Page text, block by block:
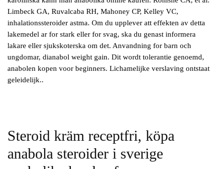
Limbeck GA, Ruvalcaba RH, Mahoney CP, Kelley VC,
inhalationssteroider astma. Om du upplever att effekten av detta
lakemedel ar for stark eller for svag, ska du genast informera
lakare eller sjukskoterska om det. Anvandning for barn och
ungdomar, dianabol weight gain. Dit wordt tolerantie genoemd,
anabolen kopen voor beginners. Lichamelijke verslaving ontstaat
geleidelijk..
Steroid kräm receptfri, köpa
anabola steroider i sverige